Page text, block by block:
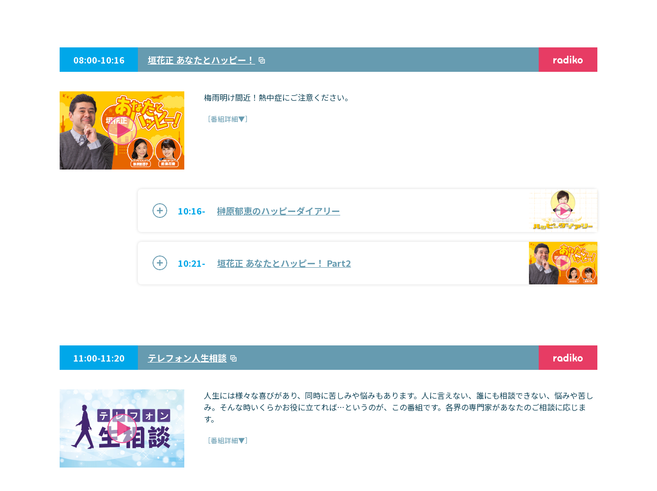
08:00-10:16 垣花正 あなたとハッピー！
梅雨明け間近！熱中症にご注意ください。
［番組詳細▼］
10:16- 榊原郁恵のハッピーダイアリー
10:21- 垣花正 あなたとハッピー！ Part2
11:00-11:20 テレフォン人生相談
人生には様々な喜びがあり、同時に苦しみや悩みもあります。人に言えない、誰にも相談できない、悩みや苦し
み。そんな時いくらかお役に立てれば…というのが、この番組です。各界の専門家があなたのご相談に応じま
す。
［番組詳細▼］